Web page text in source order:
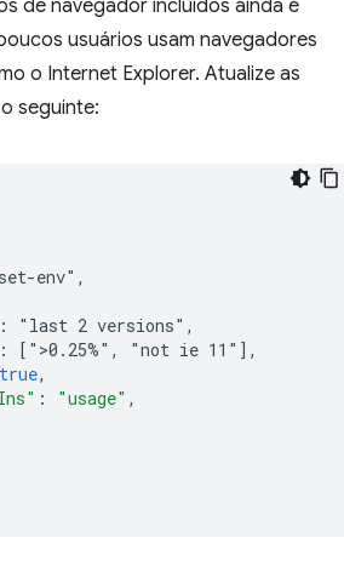
de navegador incluídos ainda é
usuários usam navegadores
o Internet Explorer. Atualize as
seguinte:
env",
"last 2 versions",
[">0.25%", "not ie 11"
] ,
true,
: "usage" ,